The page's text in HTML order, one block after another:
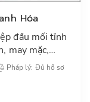
Hóa
đầu mối tỉnh
may mặc,
ngoài của
Pháp lý: Đủ hồ sơ